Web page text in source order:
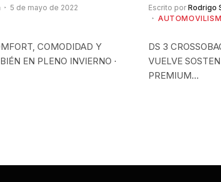
5 de mayo de 2022
COMODIDAD Y
EN PLENO INVIERNO ·
Escrito por Rodrigo
DS 3
VUELVE
PREMIUM…